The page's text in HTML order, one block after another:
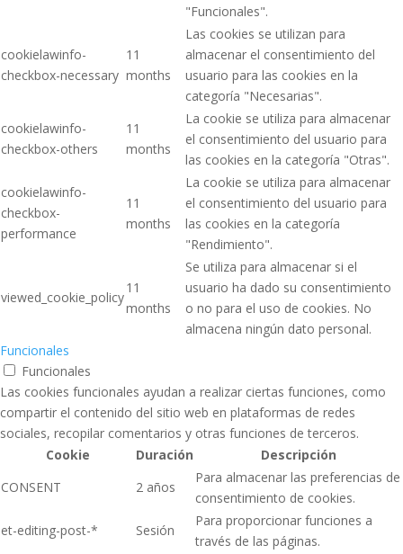
"Funcionales".
cookielawinfo-
checkbox-necessary
11
months
Las cookies se utilizan para
almacenar el consentimiento del
usuario para las cookies en la
categoría "Necesarias".
cookielawinfo-
checkbox-others
11
months
La cookie se utiliza para almacenar
el consentimiento del usuario para
las cookies en la categoría "Otras".
cookielawinfo-
checkbox-
performance
11
months
La cookie se utiliza para almacenar
el consentimiento del usuario para
las cookies en la categoría
"Rendimiento".
viewed_cookie_policy
11
months
Se utiliza para almacenar si el
usuario ha dado su consentimiento
o no para el uso de cookies. No
almacena ningún dato personal.
Funcionales
Funcionales
Las cookies funcionales ayudan a realizar ciertas funciones, como
compartir el contenido del sitio web en plataformas de redes
sociales, recopilar comentarios y otras funciones de terceros.
Cookie
Duración
Descripción
CONSENT
2 años
Para almacenar las preferencias de
consentimiento de cookies.
et-editing-post-*
Sesión
Para proporcionar funciones a
través de las páginas.